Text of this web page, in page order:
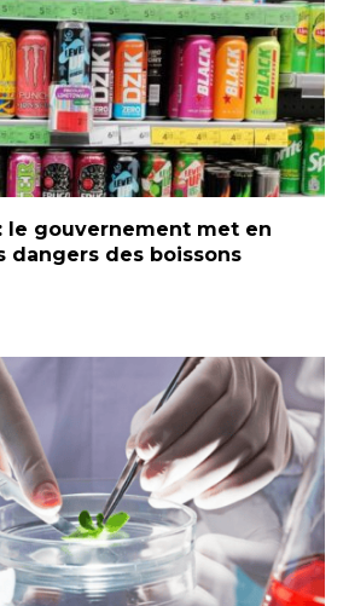
le gouvernement met en
dangers des boissons